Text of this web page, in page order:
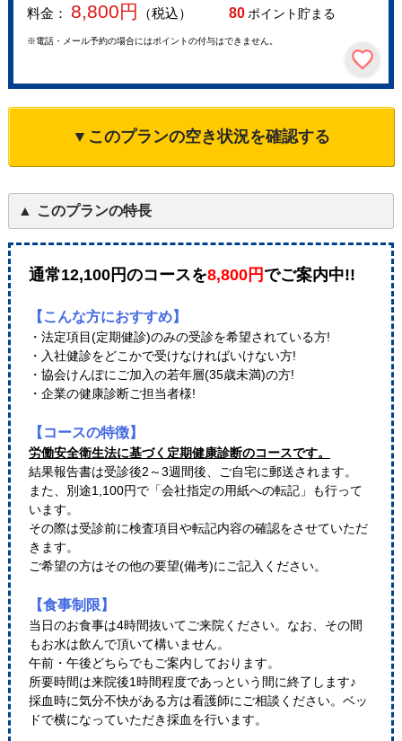
料金： 8,800円 （税込） 80ポイント貯まる
※電話・メール予約の場合にはポイントの付与はできません。
▼このプランの空き状況を確認する
このプランの特長
通常12,100円のコースを8,800円 でご案内中!!
【こんな方におすすめ】
・法定項目(定期健診)のみの受診を希望されている方!
・入社健診をどこかで受けなければいけない方!
・協会けんぽにご加入の若年層(35歳未満)の方!
・企業の健康診断ご担当者様!
【コースの特徴】
労働安全衛生法に基づく定期健康診断のコースです。
結果報告書は受診後2～3週間後、ご自宅に郵送されます。
また、別途1,100円で「会社指定の用紙への転記」も行って
います。
その際は受診前に検査項目や転記内容の確認をさせていただ
きます。
ご希望の方はその他の要望(備考)にご記入ください。
【食事制限】
当日のお食事は4時間抜いてご来院ください。なお、その間
もお水は飲んで頂いて構いません。
午前・午後どちらでもご案内しております。
所要時間は来院後1時間程度であっという間に終了します♪
採血時に気分不快がある方は看護師にご相談ください。ベッ
ドで横になっていただき採血を行います。